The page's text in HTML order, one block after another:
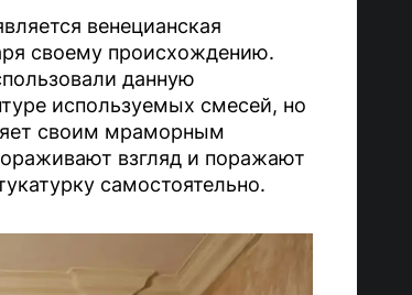
венецианская
своему происхождению.
данную
используемых смесей, но
своим мраморным
взгляд и поражают
самостоятельно.